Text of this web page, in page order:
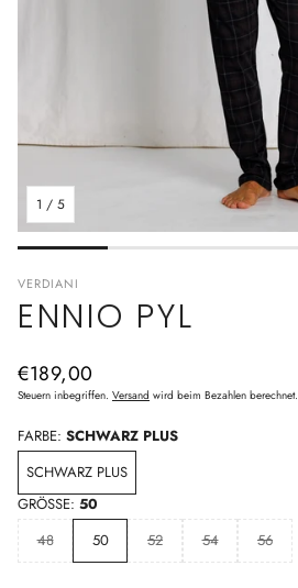
1 / 5
VERDIANI
ENNIO PYL
Normaler
Preis
€189,00
Steuern inbegriffen. Versand wird beim Bezahlen berechnet.
FARBE: SCHWARZ PLUS
SCHWARZ PLUS
GRÖSSE: 50
48
50 52 54 56